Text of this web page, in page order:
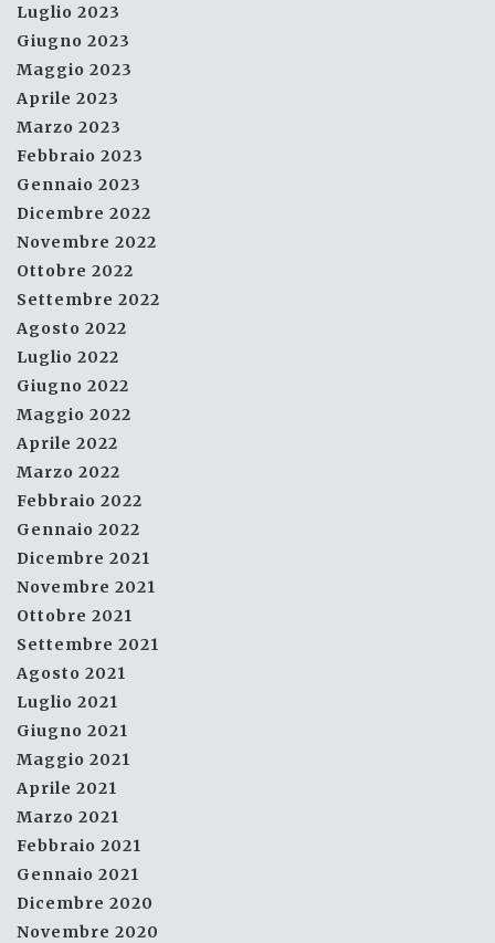
Luglio 2023
Giugno 2023
Maggio 2023
Aprile 2023
Marzo 2023
Febbraio 2023
Gennaio 2023
Dicembre 2022
Novembre 2022
Ottobre 2022
Settembre 2022
Agosto 2022
Luglio 2022
Giugno 2022
Maggio 2022
Aprile 2022
Marzo 2022
Febbraio 2022
Gennaio 2022
Dicembre 2021
Novembre 2021
Ottobre 2021
Settembre 2021
Agosto 2021
Luglio 2021
Giugno 2021
Maggio 2021
Aprile 2021
Marzo 2021
Febbraio 2021
Gennaio 2021
Dicembre 2020
Novembre 2020